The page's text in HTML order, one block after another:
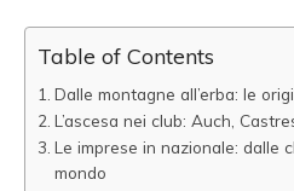
Table of Contents
Dalle montagne all’erba: le
L’ascesa nei club: Auch,
Le imprese in nazionale: dalle
mondo